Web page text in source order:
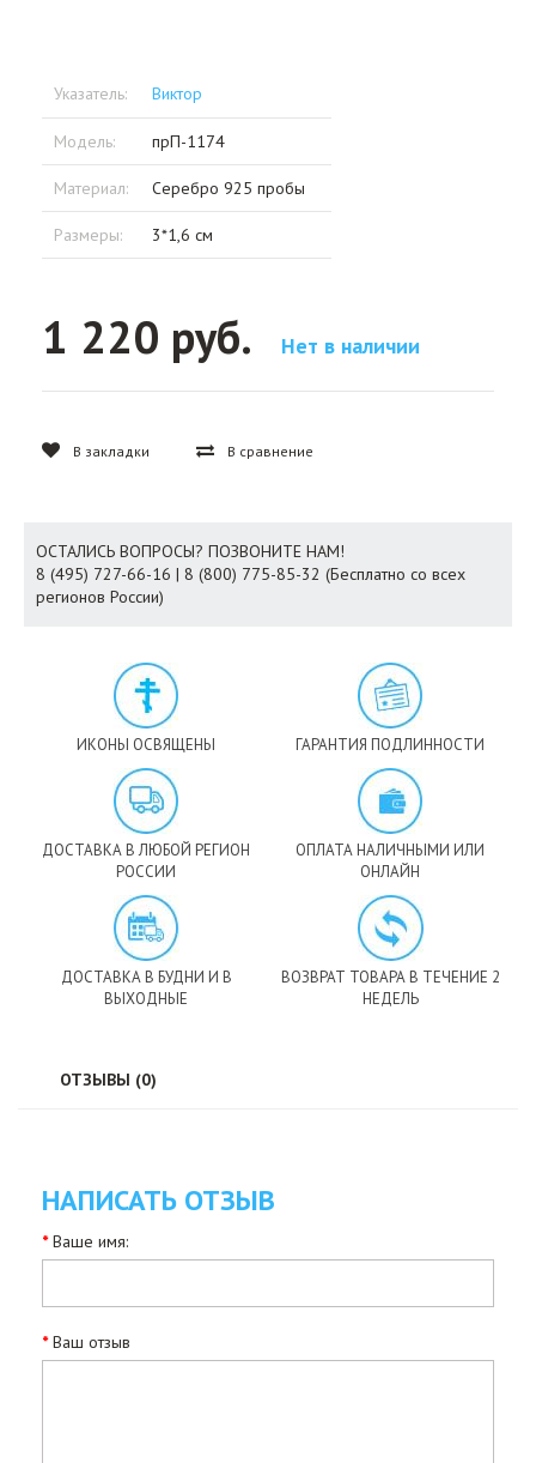
Указатель: Виктор
Модель: прП-1174
Материал: Серебро 925 пробы
Размеры: 3*1,6 см
1 220 руб. Нет в наличии
В закладки В сравнение
ОСТАЛИСЬ ВОПРОСЫ? ПОЗВОНИТЕ НАМ!
8 (495) 727-66-16 | 8 (800) 775-85-32 (Бесплатно со всех
регионов России)
ИКОНЫ ОСВЯЩЕНЫ ГАРАНТИЯ ПОДЛИННОСТИ
ДОСТАВКА В ЛЮБОЙ РЕГИОН
РОССИИ
ОПЛАТА НАЛИЧНЫМИ ИЛИ
ОНЛАЙН
ДОСТАВКА В БУДНИ И В
ВЫХОДНЫЕ
ВОЗВРАТ ТОВАРА В ТЕЧЕНИЕ 2
НЕДЕЛЬ
ОТЗЫВЫ (0)
НАПИСАТЬ ОТЗЫВ
Ваше имя:
Ваш отзыв